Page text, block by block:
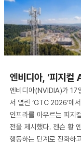
엔비디아, ‘피지컬
엔비디아(NVIDIA)가 17
서 열린 ‘GTC 2026’에
인프라를 아우르는 피지
전을 제시했다. 젠슨 황
행동하는 단계로 진화하